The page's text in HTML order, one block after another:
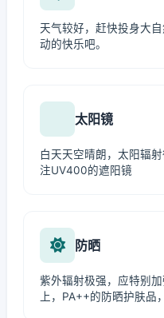
天气较好，赶快投身大
动的快乐吧。
太阳镜
白天天空晴朗，太阳辐
注UV400的遮阳镜
防晒
紫外辐射极强，应特别
上，PA++的防晒护肤品